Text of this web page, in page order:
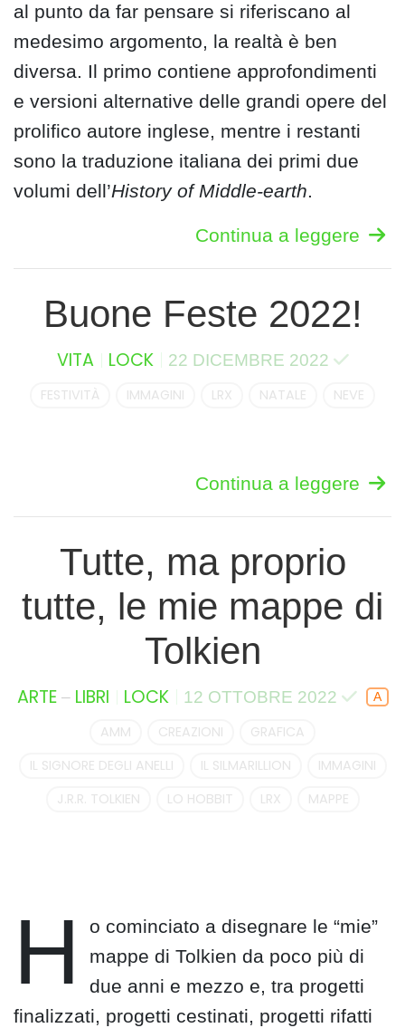
al punto da far pensare si riferiscano al
medesimo argomento, la realtà è ben
diversa. Il primo contiene approfondimenti
e versioni alternative delle grandi opere del
prolifico autore inglese, mentre i restanti
sono la traduzione italiana dei primi due
volumi dell’History of Middle-earth.
Continua a leggere
Buone Feste 2022!
VITA LOCK 22 DICEMBRE 2022
FESTIVITÀ IMMAGINI LRX NATALE NEVE
Continua a leggere
Tutte, ma proprio
tutte, le mie mappe di
Tolkien
ARTE– LIBRI LOCK 12 OTTOBRE 2022
AMM CREAZIONI
GRAFICA
IL SIGNORE DEGLI ANELLI
IL SILMARILLION
IMMAGINI
J.R.R. TOLKIEN
LO HOBBIT LRX MAPPE
H
o cominciato a disegnare le “mie”
mappe di Tolkien da poco più di
due anni e mezzo e, tra progetti
finalizzati, progetti cestinati, progetti rifatti